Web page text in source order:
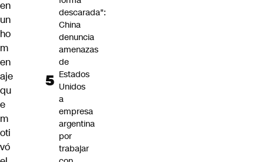
en
un
ho
m
en
aje
qu
e
m
oti
vó
descarada":
China
denuncia
amenazas
de
Estados
Unidos
a
empresa
argentina
por
trabajar